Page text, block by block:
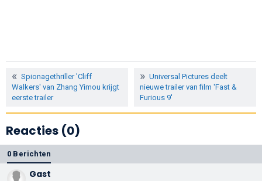
Spionagethriller 'Cliff
Walkers' van Zhang Yimou krijgt
eerste trailer
Universal Pictures deelt
nieuwe trailer van film 'Fast &
Furious 9'
Reacties (0)
0 Berichten
Gast